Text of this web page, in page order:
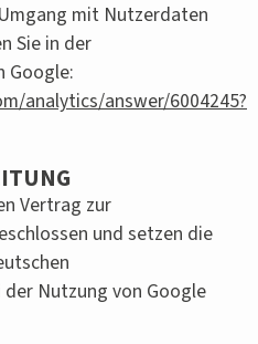
mit Nutzerdaten
Sie in der
Google:
analytics/answer/6004245?
Vertrag zur
und setzen die
Nutzung von Google